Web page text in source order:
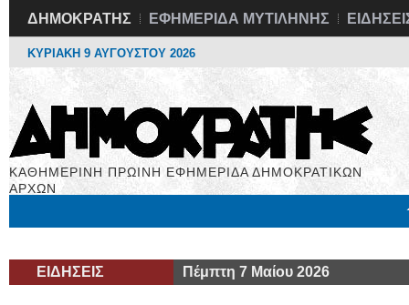
ΔΗΜΟΚΡΑΤΗΣ ΕΦΗΜΕΡΙΔΑ ΜΥΤΙΛΗΝΗΣ
ΚΥΡΙΑΚΗ 9 ΑΥΓΟΥΣΤΟΥ 2026
ΚΑΘΗΜΕΡΙΝΗ ΠΡΩΙΝΗ ΕΦΗΜΕΡΙΔΑ ΔΗΜΟΚΡΑΤΙΚΩΝ
ΑΡΧΩΝ
ΕΙΔΗΣΕΙΣ Πέμπτη 7 Μαίου 2026